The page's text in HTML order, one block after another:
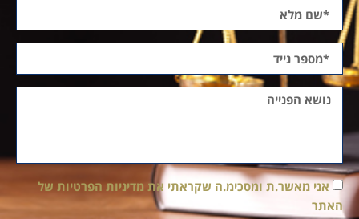
אני מאשר.ת ומסכימ.ה שקראתי את מדיניות הפרטיות של
האתר